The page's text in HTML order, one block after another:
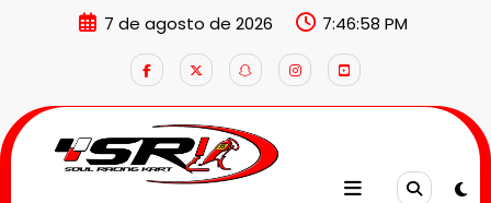
7 de agosto de 2026 7:46:59 PM